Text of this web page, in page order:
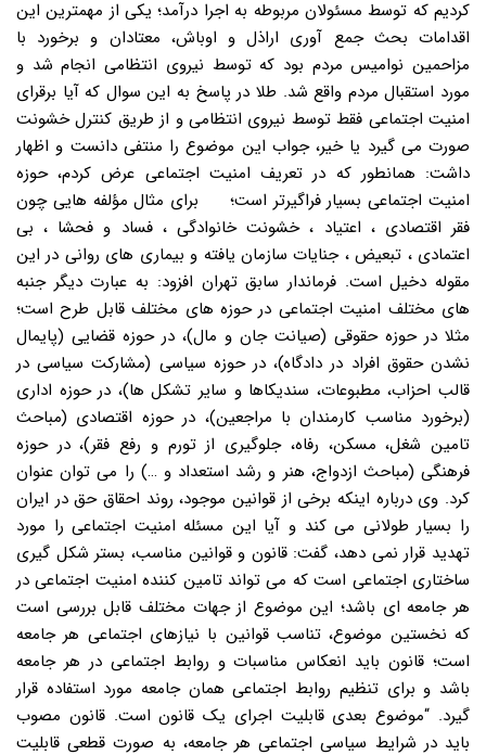
کردیم که توسط مسئولان مربوطه به اجرا درآمد؛ یکی از مهمترین این
اقدامات بحث جمع آوری اراذل و اوباش، معتادان و برخورد با
مزاحمین نوامیس مردم بود که توسط نیروی انتظامی انجام شد و
مورد استقبال مردم واقع شد. طلا در پاسخ به این سوال که آیا برقرای
امنیت اجتماعی فقط توسط نیروی انتظامی و از طریق کنترل خشونت
صورت می گیرد یا خیر، جواب این موضوع را منتفی دانست و اظهار
داشت: همانطور که در تعریف امنیت اجتماعی عرض کردم، حوزه
امنیت اجتماعی بسیار فراگیرتر است؛     برای مثال مؤلفه هایی چون
فقر اقتصادی ، اعتیاد ، خشونت خانوادگی ، فساد و فحشا ، بی
اعتمادی ، تبعیض ، جنایات سازمان یافته و بیماری های روانی در این
مقوله دخیل است. فرماندار سابق تهران افزود: به عبارت دیگر جنبه
های مختلف امنیت اجتماعی در حوزه های مختلف قابل طرح است؛
مثلا در حوزه حقوقی (صیانت جان و مال)، در حوزه قضایی (پایمال
نشدن حقوق افراد در دادگاه)، در حوزه سیاسی (مشارکت سیاسی در
قالب احزاب، مطبوعات، سندیکاها و سایر تشکل ها)، در حوزه اداری
(برخورد مناسب کارمندان با مراجعین)، در حوزه اقتصادی (مباحث
تامین شغل، مسکن، رفاه، جلوگیری از تورم و رفع فقر)، در حوزه
فرهنگی (مباحث ازدواج، هنر و رشد استعداد و …) را می توان عنوان
کرد. وی درباره اینکه برخی از قوانین موجود، روند احقاق حق در ایران
را بسیار طولانی می کند و آیا این مسئله امنیت اجتماعی را مورد
تهدید قرار نمی دهد، گفت: قانون و قوانین مناسب، بستر شکل گیری
ساختاری اجتماعی است که می تواند تامین کننده امنیت اجتماعی در
هر جامعه ای باشد؛ این موضوع از جهات مختلف قابل بررسی است
که نخستین موضوع، تناسب قوانین با نیازهای اجتماعی هر جامعه
است؛ قانون باید انعکاس مناسبات و روابط اجتماعی در هر جامعه
باشد و برای تنظیم روابط اجتماعی همان جامعه مورد استفاده قرار
گیرد. “موضوع بعدی قابلیت اجرای یک قانون است. قانون مصوب
باید در شرایط سیاسی اجتماعی هر جامعه، به صورت قطعی قابلیت